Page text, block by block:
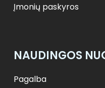
Įmonių paskyros
NAUDINGOS
Pagalba